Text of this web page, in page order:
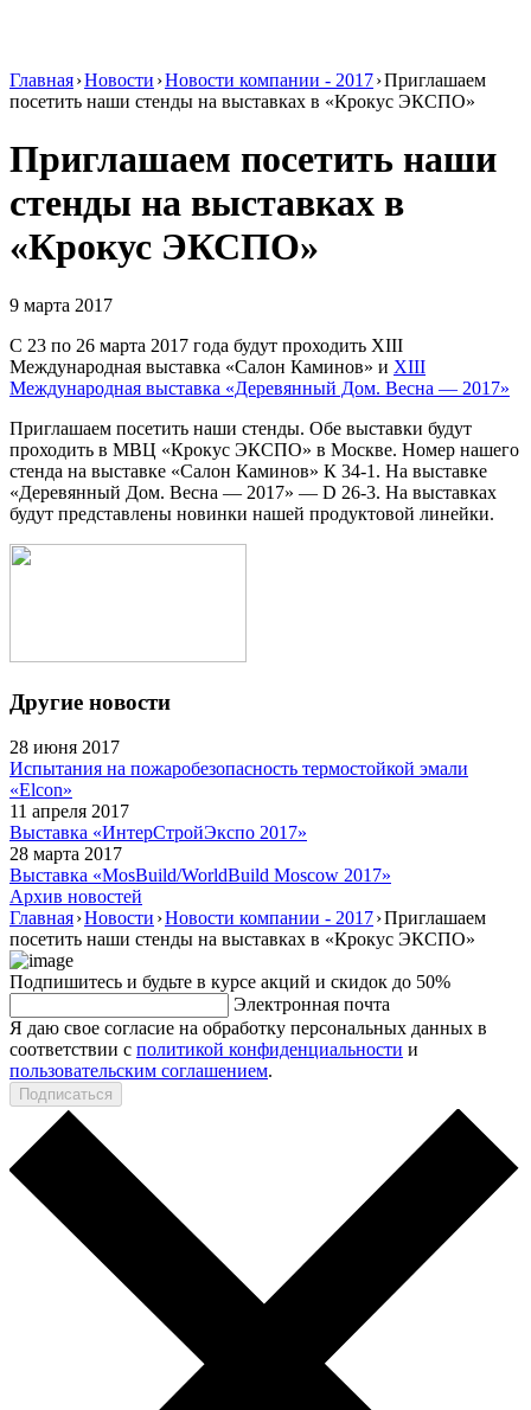
Главная›Новости ›Новости компании - 2017›Приглашаем
посетить наши стенды на выставках в «Крокус ЭКСПО»
Приглашаем посетить наши
стенды на выставках в
«Крокус ЭКСПО»
9 марта 2017
С 23 по 26 марта 2017 года будут проходить XIII
Международная выставка «Салон Каминов» и XIII
Международная выставка «Деревянный Дом. Весна — 2017»
Приглашаем посетить наши стенды. Обе выставки будут
проходить в МВЦ «Крокус ЭКСПО» в Москве. Номер нашего
стенда на выставке «Салон Каминов» К 34-1. На выставке
«Деревянный Дом. Весна — 2017» — D 26-3. На выставках
будут представлены новинки нашей продуктовой линейки.
Другие новости
28 июня 2017
Испытания на пожаробезопасность термостойкой эмали
«Elcon»
11 апреля 2017
Выставка «ИнтерСтройЭкспо 2017»
28 марта 2017
Выставка «MosBuild/WorldBuild Moscow 2017»
Архив новостей
Главная›Новости ›Новости компании - 2017›Приглашаем
посетить наши стенды на выставках в «Крокус ЭКСПО»
Подпишитесь и будьте в курсе акций и скидок до 50%
Электронная почта
Я даю свое согласие на обработку персональных данных в
соответствии с политикой конфиденциальности и
пользовательским соглашением.